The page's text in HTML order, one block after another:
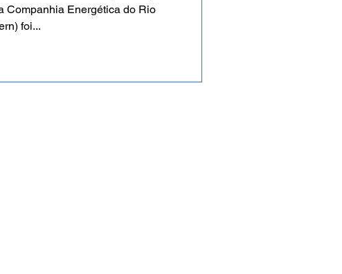
Companhia Energética do Rio
foi...